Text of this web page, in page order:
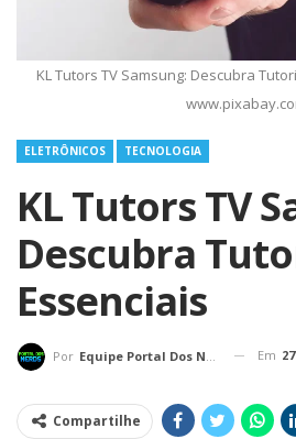
KL Tutors TV Samsung: Descubra
ELETRÔNICOS TECNOLOGIA
KL Tutors TV
Descubra
Essenciais
Por Equipe Portal Dos Nerds Em
Compartilhe